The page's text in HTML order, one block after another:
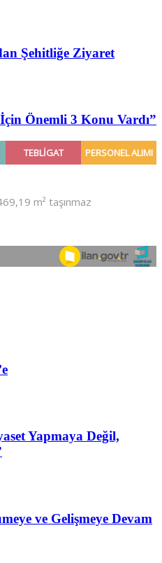
Şehitliğe Ziyaret
Önemli 3 Konu Vardı”
Yapmaya Değil,
ve Gelişmeye Devam